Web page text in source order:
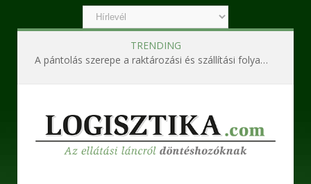
TRENDING
A pántolás szerepe a raktározási és szállítási folyamatokban